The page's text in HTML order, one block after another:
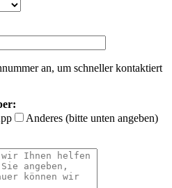
an, um schneller kontaktiert
Anderes (bitte unten angeben)